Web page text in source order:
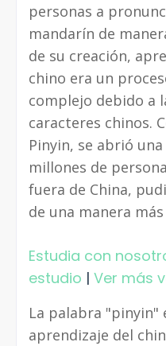
personas a
mandarín de
de su creación,
chino era un
complejo debido a
caracteres chinos.
Pinyin, se abrió
millones de
fuera de China,
de una manera
Estudia con
estudio | Ver más
La palabra "pinyin"
aprendizaje del